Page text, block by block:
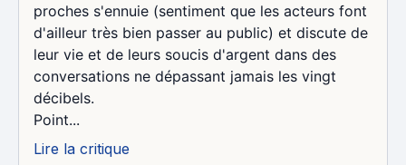
proches s'ennuie (sentiment que les acteurs font
d'ailleur très bien passer au public) et discute de
leur vie et de leurs soucis d'argent dans des
conversations ne dépassant jamais les vingt
décibels.
Point...
Lire la critique